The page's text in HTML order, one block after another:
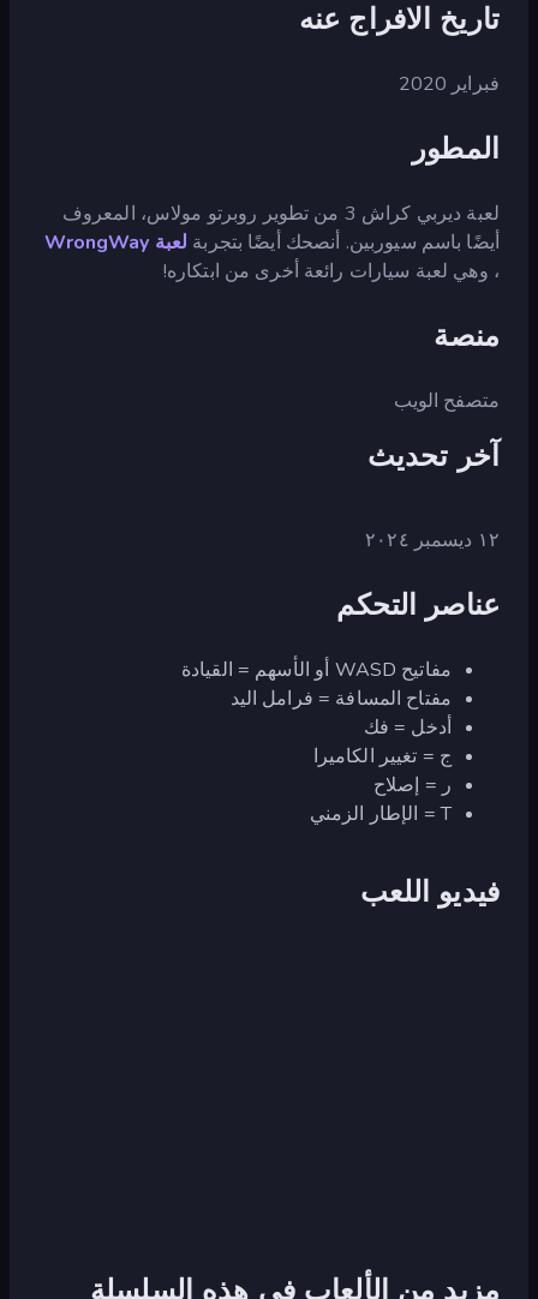
تاريخ الافراج عنه
فبراير 2020
المطور
لعبة ديربي كراش 3 من تطوير روبرتو مولاس، المعروف
أيضًا باسم سيوربين. أنصحك أيضًا بتجربة لعبة WrongWay
، وهي لعبة سيارات رائعة أخرى من ابتكاره!
منصة
متصفح الويب
آخر تحديث
١٢ ديسمبر ٢٠٢٤
عناصر التحكم
مفاتيح WASD أو الأسهم = القيادة
مفتاح المسافة = فرامل اليد
أدخل = فك
ج = تغيير الكاميرا
ر = إصلاح
T = الإطار الزمني
فيديو اللعب
مزيد من الألعاب في هذه السلسلة